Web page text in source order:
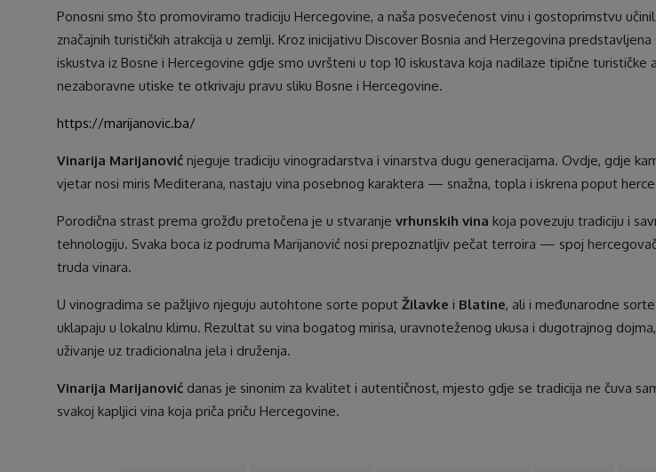
Ponosni smo što promoviramo tradiciju Hercegovine, a naša posvećenost vinu i gostoprimstvu
značajnih turističkih atrakcija u zemlji. Kroz inicijativu Discover Bosnia and Herzegovina
iskustva iz Bosne i Hercegovine gdje smo uvršteni u top 10 iskustava koja nadilaze tipične turističke
nezaboravne utiske te otkrivaju pravu sliku Bosne i Hercegovine.
https://marijanovic.ba/
Vinarija Marijanović njeguje tradiciju vinogradarstva i vinarstva dugu generacijama. Ovdje, gdje
vjetar nosi miris Mediterana, nastaju vina posebnog karaktera — snažna, topla i iskrena poput
Porodična strast prema grožđu pretočena je u stvaranje vrhunskih vina koja povezuju tradiciju i
tehnologiju. Svaka boca iz podruma Marijanović nosi prepoznatljiv pečat terroira — spoj
truda vinara.
U vinogradima se pažljivo njeguju autohtone sorte poput Žilavke i Blatine, ali i međunarodne
uklapaju u lokalnu klimu. Rezultat su vina bogatog mirisa, uravnoteženog ukusa i dugotrajnog
uživanje uz tradicionalna jela i druženja.
Vinarija Marijanović danas je sinonim za kvalitet i autentičnost, mjesto gdje se tradicija ne čuva
svakoj kapljici vina koja priča priču Hercegovine.